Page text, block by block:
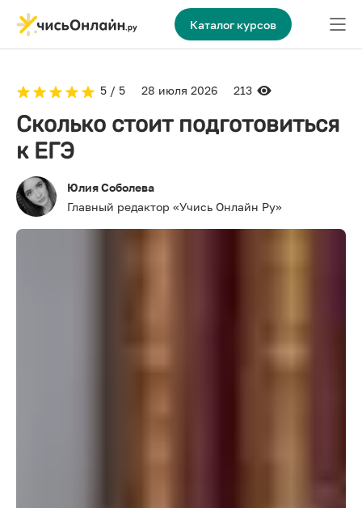
Каталог курсов
5 / 5 28 июля 2026 213
Сколько стоит подготовиться
к ЕГЭ
Юлия Соболева
Главный редактор «Учись Онлайн Ру»